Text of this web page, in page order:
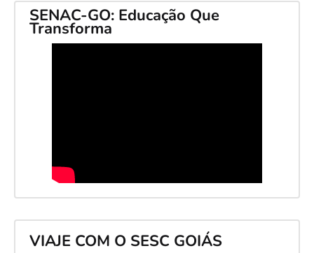
SENAC-GO: Educação Que
Transforma
VIAJE COM O SESC GOIÁS